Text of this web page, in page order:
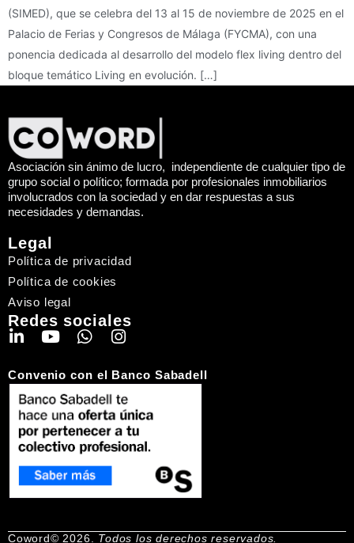
(SIMED), que se celebra del 13 al 15 de noviembre de 2025 en el
Palacio de Ferias y Congresos de Málaga (FYCMA), con una
ponencia dedicada al desarrollo del modelo flex living dentro del
bloque temático Living en evolución. […]
Asociación sin ánimo de lucro, independiente de cualquier tipo de
grupo social o político; formada por profesionales inmobiliarios
involucrados con la sociedad y en dar respuestas a sus
necesidades y demandas.
Legal
Política de privacidad
Política de cookies
Aviso legal
Redes sociales
Convenio con el Banco Sabadell
Coword© 2026. Todos los derechos reservados.